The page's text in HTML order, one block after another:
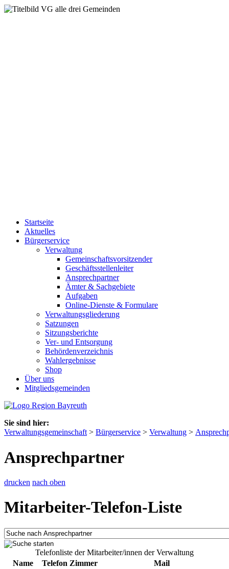
Startseite
Aktuelles
Bürgerservice
Verwaltung
Gemeinschaftsvorsitzender
Geschäftsstellenleiter
Ansprechpartner
Ämter & Sachgebiete
Aufgaben
Online-Dienste & Formulare
Verwaltungsgliederung
Satzungen
Sitzungsberichte
Ver- und Entsorgung
Behördenverzeichnis
Wahlergebnisse
Shop
Über uns
Mitgliedsgemeinden
Sie sind hier:
Verwaltungsgemeinschaft > Bürgerservice > Verwaltung >
Ansprechpartner
drucken nach oben
Mitarbeiter-Telefon-Liste
Telefonliste der Mitarbeiter/innen der Verwaltung
Name
Telefon Zimmer Mail